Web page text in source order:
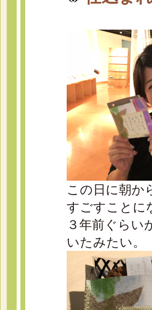
この日に朝か
すごすことに
３年前ぐらい
いたみたい。